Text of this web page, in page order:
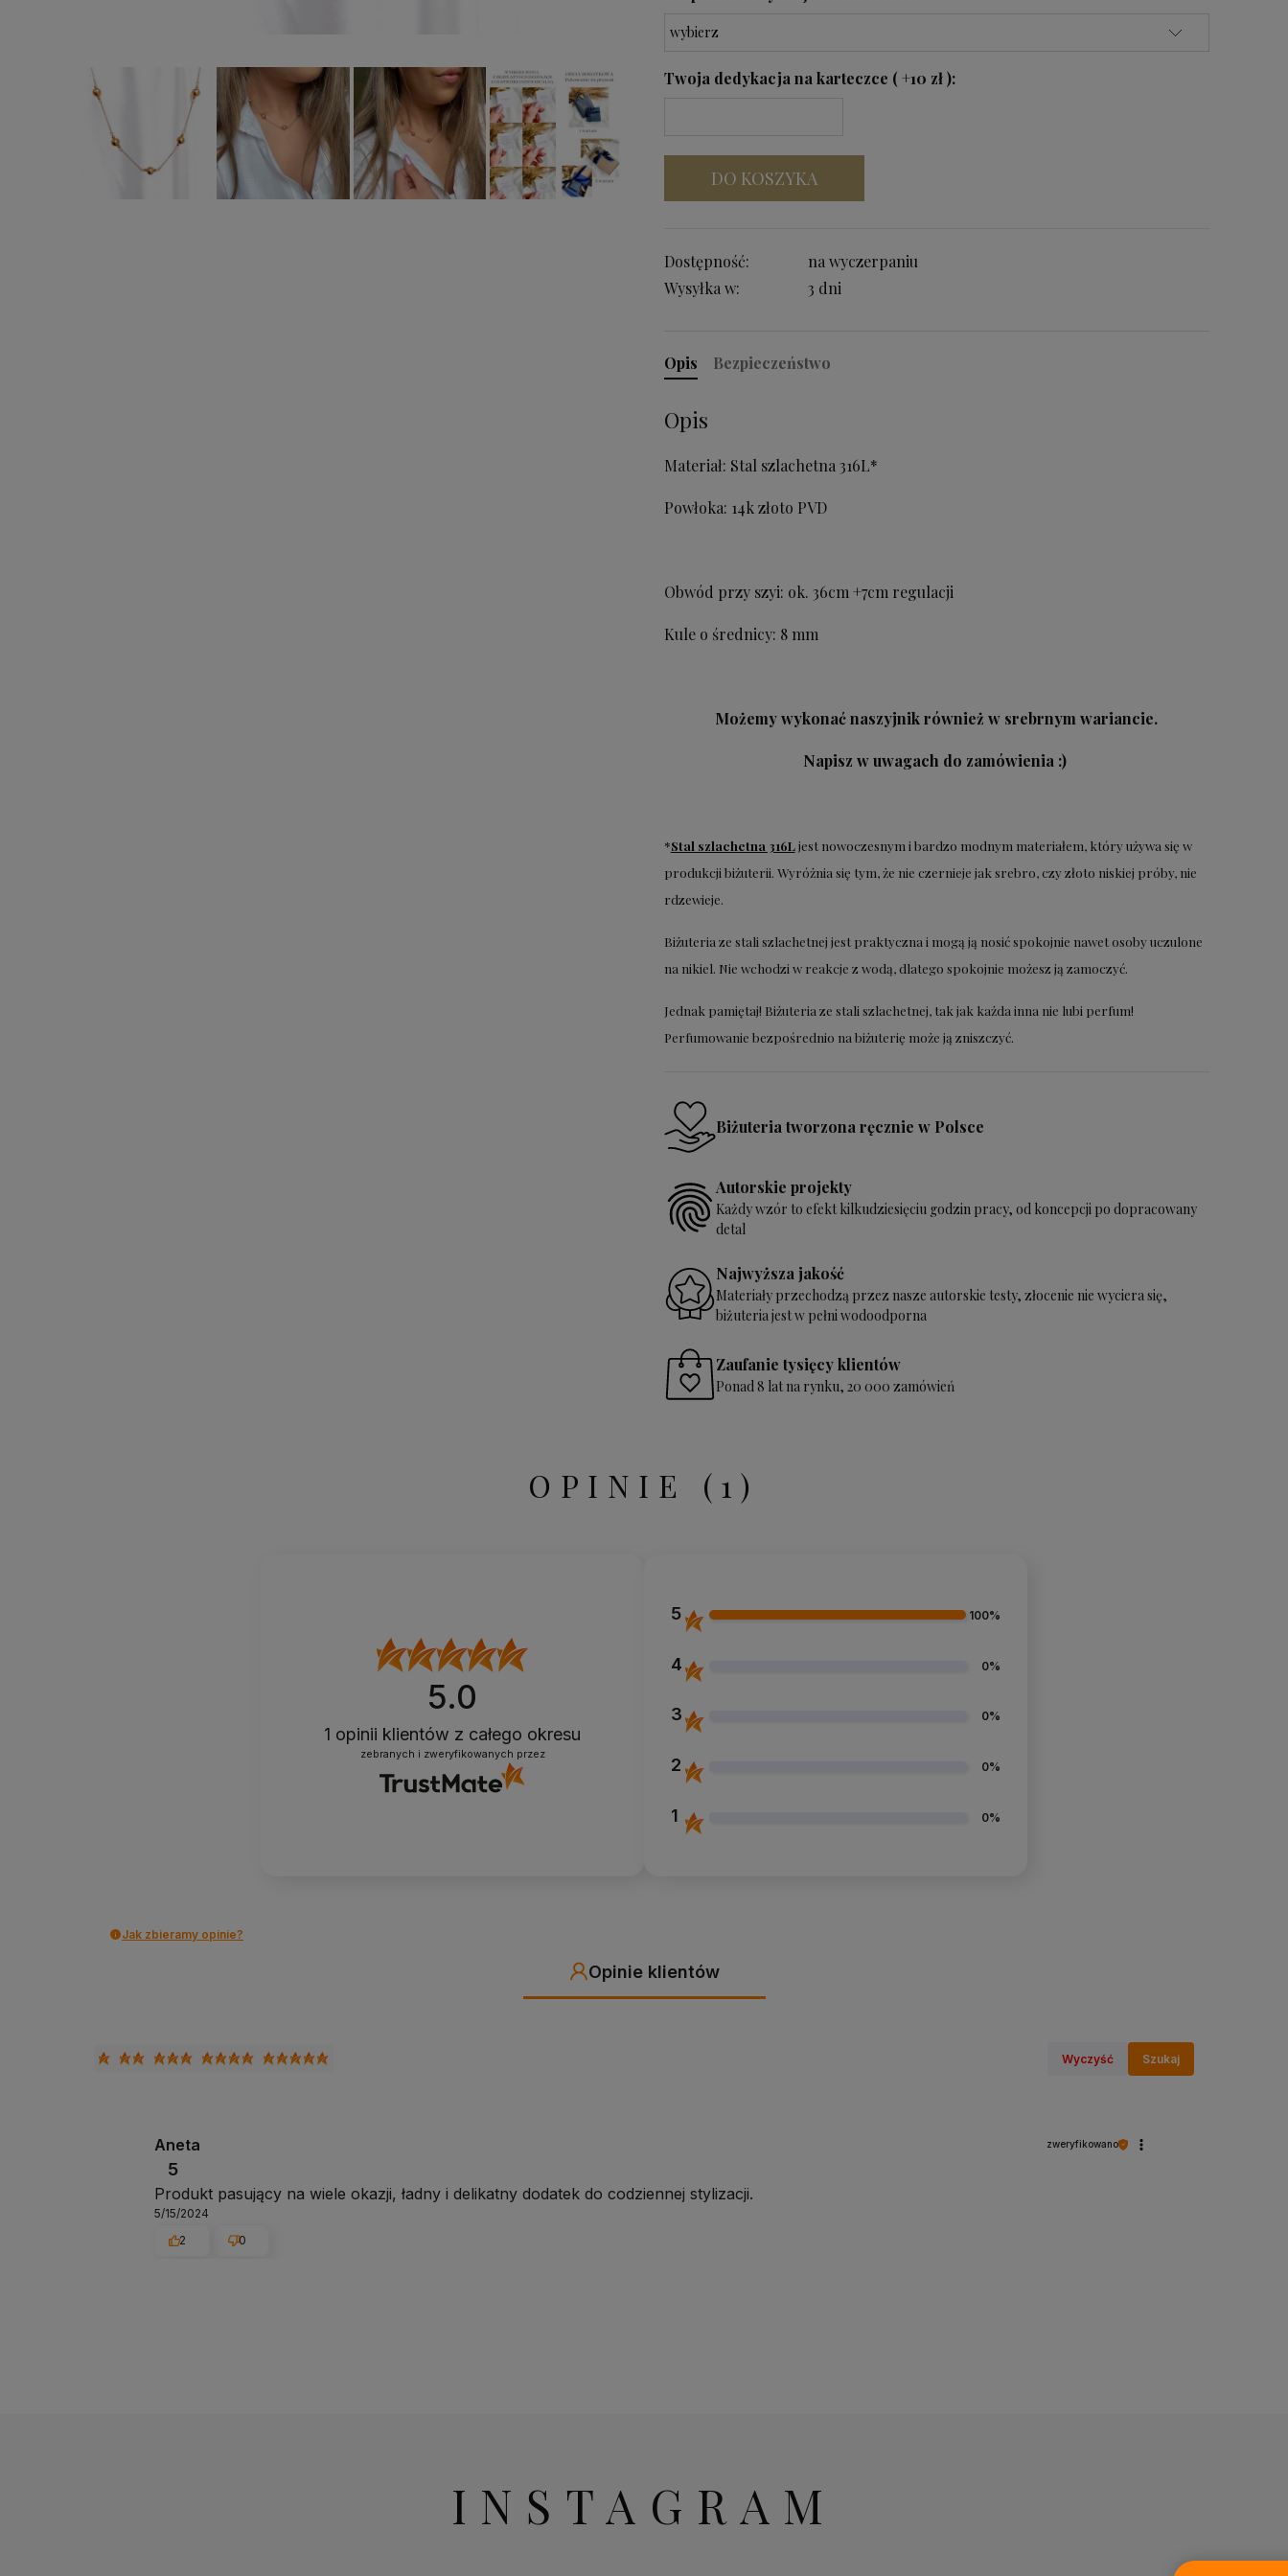
Twoja dedykacja na karteczce ( +10 zł ):
DO KOSZYKA
Dostępność:
na wyczerpaniu
Wysyłka w:
3 dni
Opis Bezpieczeństwo
Opis
Materiał: Stal szlachetna 316L*
Powłoka: 14k złoto PVD
Obwód przy szyi: ok. 36cm +7cm regulacji
Kule o średnicy: 8 mm
Możemy wykonać naszyjnik również w srebrnym wariancie.
Napisz w uwagach do zamówienia :)
*Stal szlachetna 316Ljest nowoczesnym i bardzo modnym materiałem, który używa się w
produkcji biżuterii. Wyróżnia się tym, że nie czernieje jak srebro, czy złoto niskiej próby, nie
rdzewieje.
Biżuteria ze stali szlachetnej jest praktyczna i mogą ją nosić spokojnie nawet osoby uczulone
na nikiel. Nie wchodzi w reakcje z wodą, dlatego spokojnie możesz ją zamoczyć.
Jednak pamiętaj! Biżuteria ze stali szlachetnej, tak jak każda inna nie lubi perfum!
Perfumowanie bezpośrednio na biżuterię może ją zniszczyć.
Biżuteria tworzona ręcznie w Polsce
Autorskie projekty
Każdy wzór to efekt kilkudziesięciu godzin pracy, od koncepcji po dopracowany
detal
Najwyższa jakość
Materiały przechodzą przez nasze autorskie testy, złocenie nie wyciera się,
biżuteria jest w pełni wodoodporna
Zaufanie tysięcy klientów
Ponad 8 lat na rynku, 20 000 zamówień
OPINIE (1)
5.0
1 opinii klientów z całego okresu
zebranych i zweryfikowanych przez
5 100%
4 0%
3 0%
2 0%
1 0%
Jak zbieramy opinie?
Opinie klientów
Wyczyść Szukaj
Aneta zweryfikowano
5
Produkt pasujący na wiele okazji, ładny i delikatny dodatek do codziennej stylizacji.
5/15/2024
2
0
INSTAGRAM